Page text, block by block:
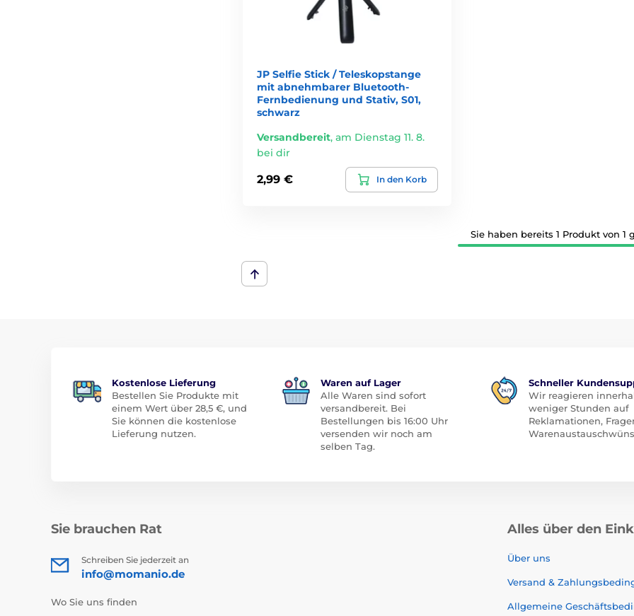
JP Selfie Stick / Teleskopstange
mit abnehmbarer Bluetooth-
Fernbedienung und Stativ, S01,
schwarz
Versandbereit, am Dienstag 11. 8.
bei dir
2,99 € In den Korb
Sie haben bereits 1 Produkt von 1
Kostenlose Lieferung
Bestellen Sie Produkte mit
einem Wert über 28,5 €, und
Sie können die kostenlose
Lieferung nutzen.
Waren auf Lager
Alle Waren sind sofort
versandbereit. Bei
Bestellungen bis 16:00 Uhr
versenden wir noch am
selben Tag.
Schneller
Wir reagieren
weniger Stunden auf
Reklamationen,
Sie brauchen Rat
Schreiben Sie jederzeit an
info@momanio.de
Wo Sie uns finden
Alles über den
Über uns
Versand &
Allgemeine